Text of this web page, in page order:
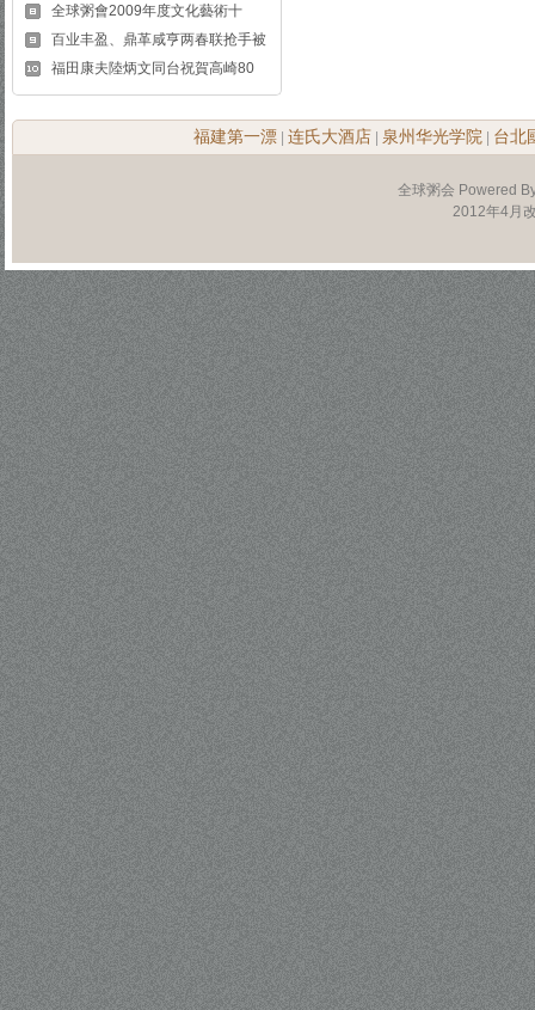
全球粥會2009年度文化藝術十
百业丰盈、鼎革咸亨两春联抢手被
福田康夫陸炳文同台祝賀高崎80
福建第一漂 连氏大酒店 泉州华光学院 台北
全球粥会 Powered
2012年4月